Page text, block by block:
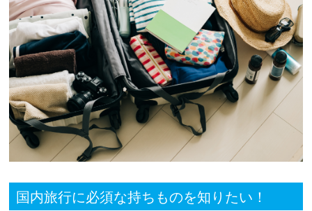
国内旅行に必須な持ちものを知りたい！